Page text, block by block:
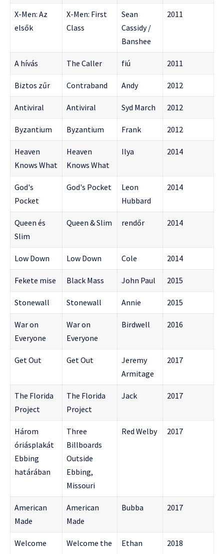
X-Men: Az
elsők
X-Men: First
Class
Sean
Cassidy /
Banshee
2011
A hívás The Caller fiú 2011
Biztos zűr Contraband Andy 2012
Antiviral Antiviral Syd March 2012
Byzantium Byzantium Frank 2012
Heaven
Knows What
Heaven
Knows What
Ilya 2014
God's
Pocket
God's Pocket
Leon
Hubbard
2014
Queen és
Slim
Queen & Slim rendőr 2014
Low Down Low Down Cole 2014
Fekete mise Black Mass John Paul 2015
Stonewall Stonewall Annie 2015
War on
Everyone
War on
Everyone
Birdwell 2016
Get Out Get Out
Jeremy
Armitage
2017
The Florida
Project
The Florida
Project
Jack 2017
Három
óriásplakát
Ebbing
határában
Three
Billboards
Outside
Ebbing,
Missouri
Red Welby 2017
American
Made
American
Made
Bubba 2017
Welcome
Welcome the
Ethan 2018